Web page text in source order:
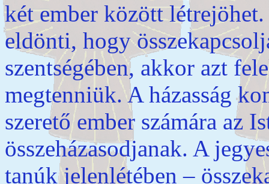
két ember között
eldönti, hogy
szentségében, akkor azt
megtenniük. A házasság
szerető ember számára az
összeházasodjanak. A
tanúk jelenlétében –